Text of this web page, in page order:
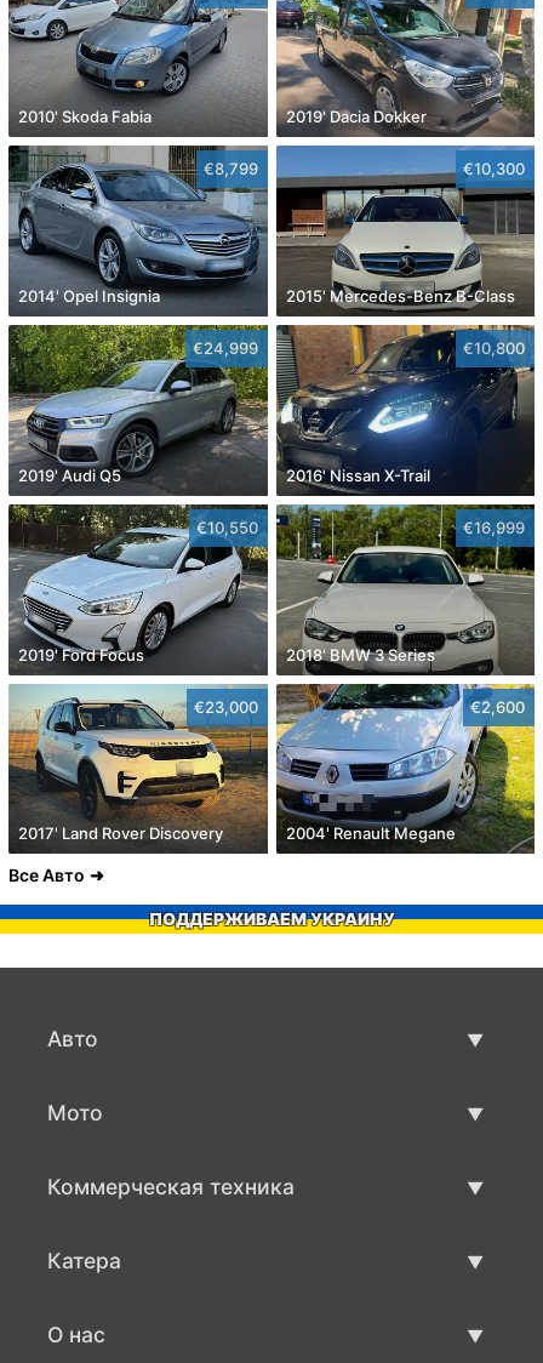
2010' Skoda Fabia 2019' Dacia Dokker
€8,799
2014' Opel Insignia
€10,300
2015' Mercedes-Benz B-Class
€24,999
2019' Audi Q5
€10,800
2016' Nissan X-Trail
€10,550
2019' Ford Focus
€16,999
2018' BMW 3 Series
€23,000
2017' Land Rover Discovery
€2,600
2004' Renault Megane
Все Авто
ПОДДЕРЖИВАЕМ УКРАИНУ
Авто
Мото
Коммерческая техника
Катера
О нас